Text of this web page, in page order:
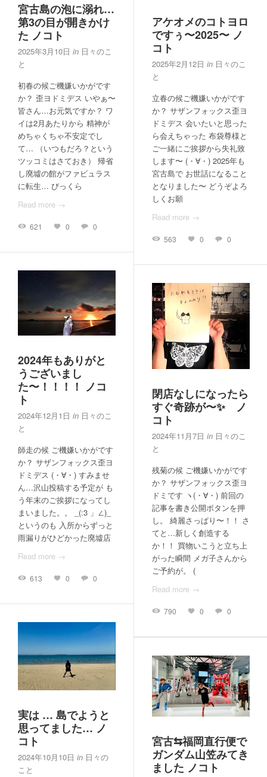
宮古島の泡に溺れ…
第3の目が開きかけ
た ノコト
2025年3月10日 in 日々のこ
と
初春の候ご機嫌いかがです
か？ 歪ヨドミデス いやぁ〜
皆さん…お元気ですか？ ワ
イは2月あたりから 精神が
めちゃくちゃ不安定でし
て… （いつもだろ？という
ツッコミはさておき） 帰省
し廃墟の館がファビュラス
に転生… びっくら
Read more →
621 0 0
アケオメのコトヨロ
ですぅ〜2025〜 ノ
コト
2025年2月12日 in 日々のこ
と
立春の候ご機嫌いかがです
か？ サザンフォックス歪ヨ
ドミデス 会いたいと思った
ら会えちゃった 布袋尊様と
ご一緒にご挨拶から失礼致
します〜 (・∀・) 2025年も
宮古島で お世話になること
となりました〜 どうぞよろ
しくお願
Read more →
563 0 0
2024年もありがと
うございまし
た〜！！！！ ノコ
ト
2024年12月1日 in 日々のこ
と
師走の候 ご機嫌いかがです
か？ サザンフォックス歪ヨ
ドミデス (・∀・) すみませ
ん…沢山投稿する予定が も
う年末のご挨拶になってし
まいました。。 _(:3 」∠)_
というのも 入所からずっと
雨漏りがひどかった廃墟店
Read more →
613 0 0
閉店なしになったら
すぐ奇跡が〜✨ ノ
コト
2024年11月7日 in 日々のこ
と
残菊の候 ご機嫌いかがです
か？ サザンフォックス歪ヨ
ドミです ヽ(・∀・) 前回の
記事を書き公開ボタンを押
し。 綺麗さっぱり〜！！ さ
てと…新しく創造する
か！！ 買物いこうと立ち上
がった瞬間 メガ子さんから
ご予約が。 (
Read more →
790 0 0
実は … 島でようと
思ってました… ノ
コト
2024年10月10日 in 日々の
こと
宮古⇆福岡直行便で
ガンダム山笠みてき
ました ノコト